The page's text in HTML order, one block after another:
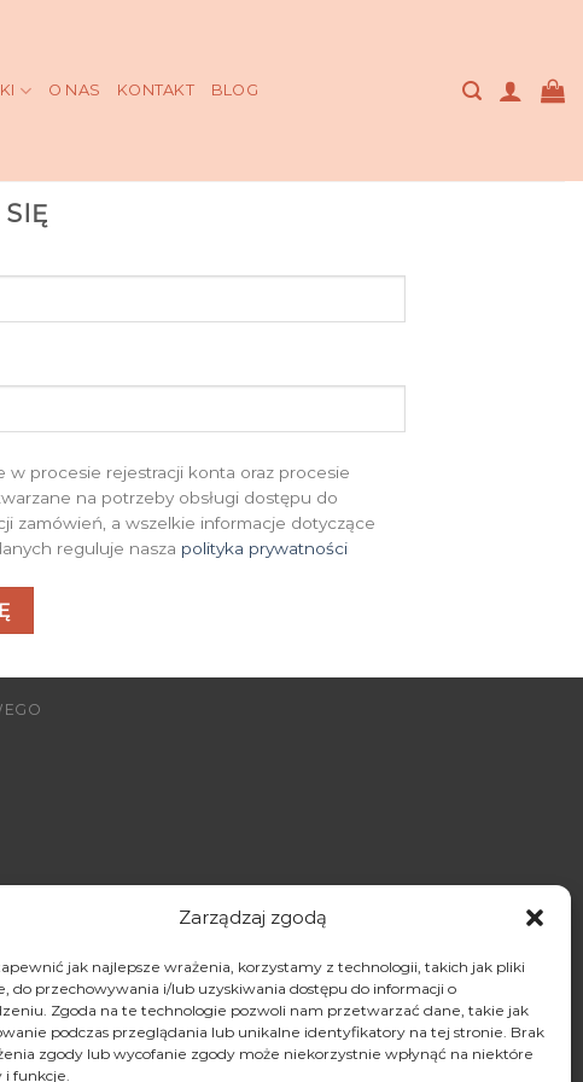
Zarządzaj zgodą
jak najlepsze wrażenia, korzystamy z technologii, takich jak pliki
do przechowywania i/lub uzyskiwania dostępu do informacji o
Zgoda na te technologie pozwoli nam przetwarzać dane, takie jak
podczas przeglądania lub unikalne identyfikatory na tej stronie. Brak
zgody lub wycofanie zgody może niekorzystnie wpłynąć na niektóre
i funkcje.
O NAS KONTAKT BLOG
w procesie rejestracji konta oraz procesie
na potrzeby obsługi dostępu do
zamówień, a wszelkie informacje dotyczące
reguluje nasza polityka prywatności